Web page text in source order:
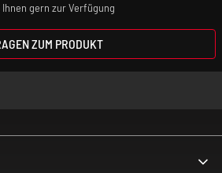
gern zur Verfügung
ZUM PRODUKT